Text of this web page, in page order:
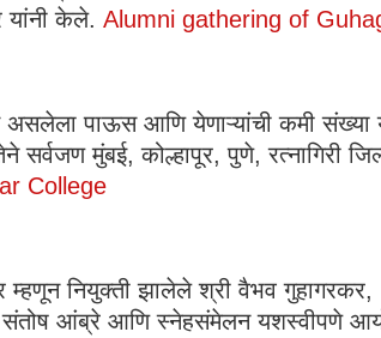
यांनी केले. Alumni gathering of
असलेला पाऊस आणि येणाऱ्यांची कमी संख्या
सर्वजण मुंबई, कोल्हापूर, पुणे, रत्नागिरी
College
म्हणून नियुक्ती झालेले श्री वैभव गुहागरकर,
संतोष आंब्रे आणि स्नेहसंमेलन यशस्वीपणे